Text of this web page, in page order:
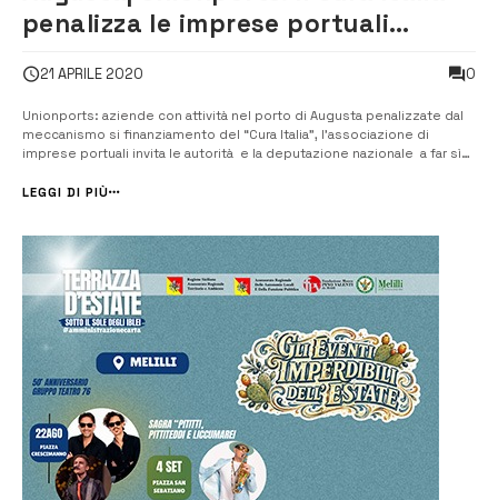
penalizza le imprese portuali
21 APRILE 2020 0
Unionports: aziende con attività nel porto di Augusta penalizzate dal
meccanismo si finanziamento del “Cura Italia”, l’associazione di
imprese portuali invita le autorità e la deputazione nazionale a far sì
simili ed eccezionali, del bilancio 2018 come ...
LEGGI DI PIÙ